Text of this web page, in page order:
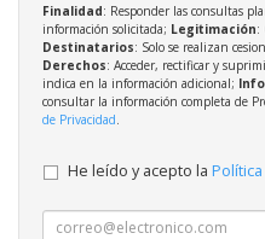
Finalidad: Responder las consultas
información solicitada; Legitimación:
Destinatarios: Solo se realizan
Derechos: Acceder, rectificar y
indica en la información adicional;
consultar la información completa de
de Privacidad
He leído y acepto la